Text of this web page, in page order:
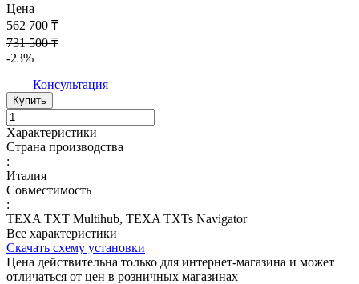
Цена
562 700 ₸
731 500 ₸
-23%
Консультация
Купить
Характеристики
Страна производства
:
Италия
Совместимость
:
TEXA TXT Multihub, TEXA TXTs Navigator
Все характеристики
Скачать схему установки
Цена действительна только для интернет-магазина и может
отличаться от цен в розничных магазинах